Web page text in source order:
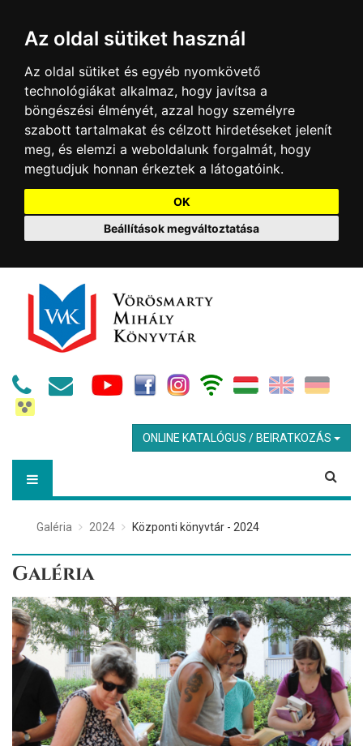
Az oldal sütiket használ
Az oldal sütiket és egyéb nyomkövető
technológiákat alkalmaz, hogy javítsa a
böngészési élményét, azzal hogy személyre
szabott tartalmakat és célzott hirdetéseket jelenít
meg, és elemzi a weboldalunk forgalmát, hogy
megtudjuk honnan érkeztek a látogatóink.
OK
Beállítások megváltoztatása
ONLINE KATALÓGUS / BEIRATKOZÁS
Galéria 2024 Központi könyvtár - 2024
Galéria